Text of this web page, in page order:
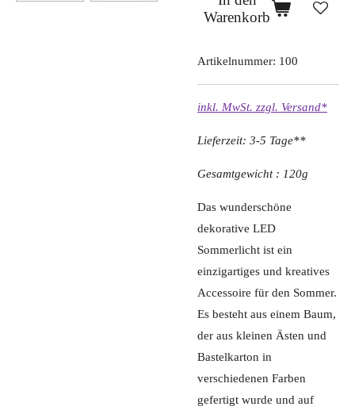
Warenkorb
Artikelnummer: 100
inkl. MwSt. zzgl. Versand*
Lieferzeit: 3-5 Tage**
Gesamtgewicht : 120g
Das wunderschöne
dekorative LED
Sommerlicht ist ein
einzigartiges und kreatives
Accessoire für den Sommer.
Es besteht aus einem Baum,
der aus kleinen Ästen und
Bastelkarton in
verschiedenen Farben
gefertigt wurde und auf